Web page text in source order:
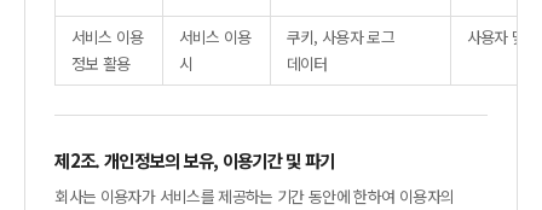
서비스 이용
정보 활용
서비스 이용
시
쿠키, 사용자 로그
데이터
사용자 맞
제2조. 개인정보의 보유, 이용기간 및 파기
회사는 이용자가 서비스를 제공하는 기간 동안에 한하여 이용자의